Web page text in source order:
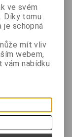
ve svém
Díky tomu
je schopná
mít vliv
webem,
vám nabídku